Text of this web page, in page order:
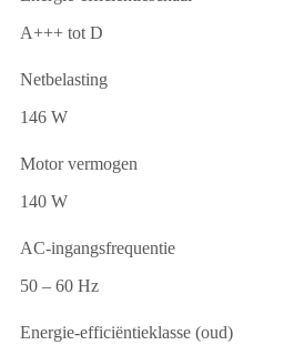
A+++ tot D
Netbelasting
146 W
Motor vermogen
140 W
AC-ingangsfrequentie
50 – 60 Hz
Energie-efficiëntieklasse (oud)